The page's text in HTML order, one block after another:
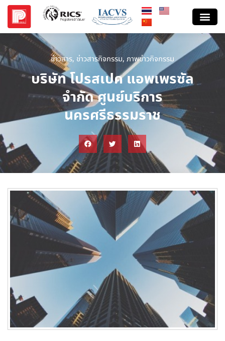
ข่าวสาร, ข่าวสารกิจกรรม, ภาพข่าวกิจกรรม
บริษัท โปรสเปค แอพเพรซัล
จำกัด ศูนย์บริการ
นครศรีธรรมราช